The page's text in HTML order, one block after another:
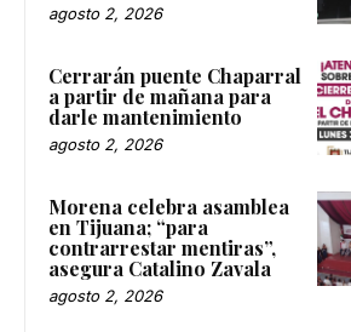
agosto 2, 2026
Cerrarán puente Chaparral
a partir de mañana para
darle mantenimiento
agosto 2, 2026
Morena celebra asamblea
en Tijuana; “para
contrarrestar mentiras”,
asegura Catalino Zavala
agosto 2, 2026